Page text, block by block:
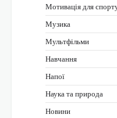
Мотивація для
Музика
Мультфільми
Навчання
Напої
Наука та природа
Новини